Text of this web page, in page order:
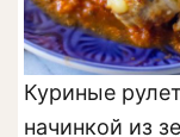
Куриные
начинкой из